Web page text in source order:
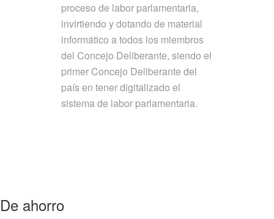
proceso de labor parlamentaria,
invirtiendo y dotando de material
informático a todos los miembros
del Concejo Deliberante, siendo el
primer Concejo Deliberante del
país en tener digitalizado el
sistema de labor parlamentaria.
De ahorro